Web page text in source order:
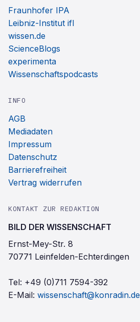
Fraunhofer IPA
Leibniz-Institut ifl
wissen.de
ScienceBlogs
experimenta
Wissenschaftspodcasts
INFO
AGB
Mediadaten
Impressum
Datenschutz
Barrierefreiheit
Vertrag widerrufen
KONTAKT ZUR REDAKTION
BILD DER WISSENSCHAFT
Ernst-Mey-Str. 8
70771 Leinfelden-Echterdingen
Tel: +49 (0)711 7594-392
E-Mail: wissenschaft@konradin.de